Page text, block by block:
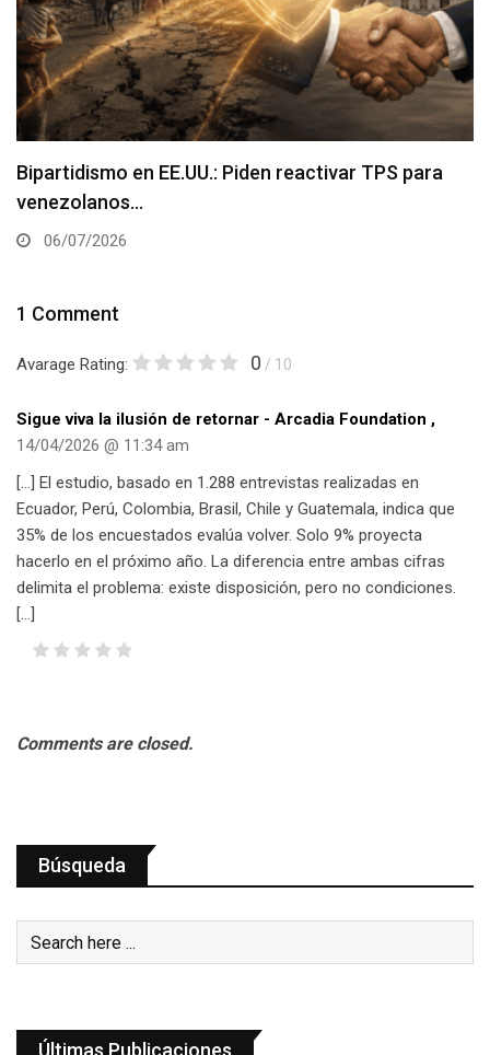
Bipartidismo en EE.UU.: Piden reactivar TPS para
venezolanos…
06/07/2026
1 Comment
Avarage Rating: 0 / 10
Sigue viva la ilusión de retornar - Arcadia Foundation ,
14/04/2026 @ 11:34 am
[…] El estudio, basado en 1.288 entrevistas realizadas en
Ecuador, Perú, Colombia, Brasil, Chile y Guatemala, indica que
35% de los encuestados evalúa volver. Solo 9% proyecta
hacerlo en el próximo año. La diferencia entre ambas cifras
delimita el problema: existe disposición, pero no condiciones.
[…]
Comments are closed.
Búsqueda
Últimas Publicaciones